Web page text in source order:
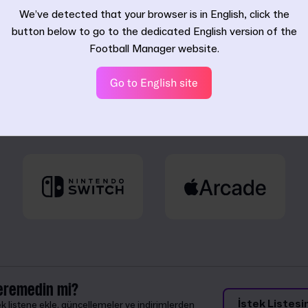
sürümümüz bu.
mi?
listene ekle, güncellemeler ve indirimlerden
İstek
We’ve detected that your browser is in English, click the
button below to go to the dedicated English version of the
Football Manager website.
Go to English site